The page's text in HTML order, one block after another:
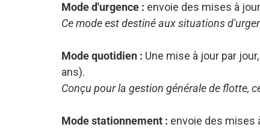
Mode d'urgence : envoie des mises à
Ce mode est destiné aux situations
Mode quotidien : Une mise à jour par
ans).
Conçu pour la gestion générale de flotte,
Mode stationnement : envoie des mises